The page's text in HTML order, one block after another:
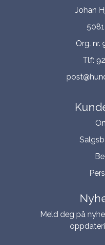
Johan
Org. nr.
Tlf:
Meld deg på